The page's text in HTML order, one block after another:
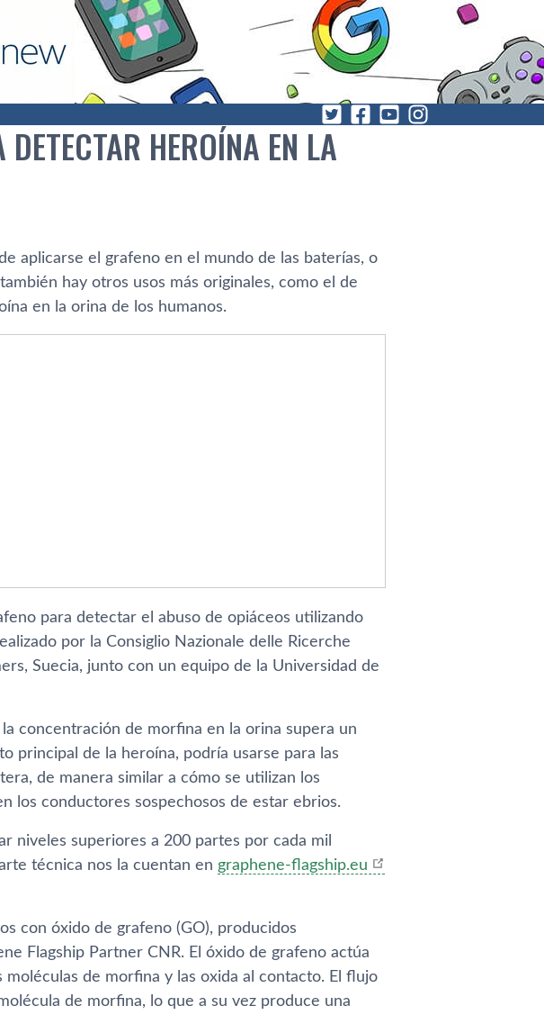
HEROÍNA EN LA
aplicarse el grafeno en el mundo de las baterías, o
hay otros usos más originales, como el de
en la orina de los humanos.
para detectar el abuso de opiáceos utilizando
por la Consiglio Nazionale delle Ricerche
Suecia, junto con un equipo de la Universidad de
concentración de morfina en la orina supera un
principal de la heroína, podría usarse para las
de manera similar a cómo se utilizan los
los conductores sospechosos de estar ebrios.
niveles superiores a 200 partes por cada mil
técnica nos la cuentan en graphene-flagship.eu
con óxido de grafeno (GO), producidos
Flagship Partner CNR. El óxido de grafeno actúa
de morfina y las oxida al contacto. El flujo
de morfina, lo que a su vez produce una